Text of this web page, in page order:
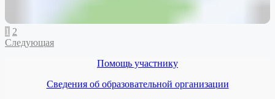
1 2
Следующая
Помощь участнику
Сведения об образовательной организации